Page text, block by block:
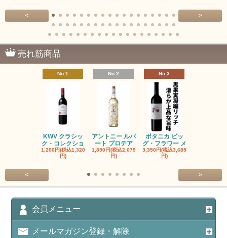
< >
売れ筋商品
No.1
KWV クラシッ
ク・コレクショ
1,200円(税込1,320
円)
No.2
アントニー ルパ
ート プロテア
1,890円(税込2,079
円)
No.3
ボタニカ ビッ
グ・フラワー メ
3,350円(税込3,685
円)
< >
会員メニュー
メールマガジン登録・解除